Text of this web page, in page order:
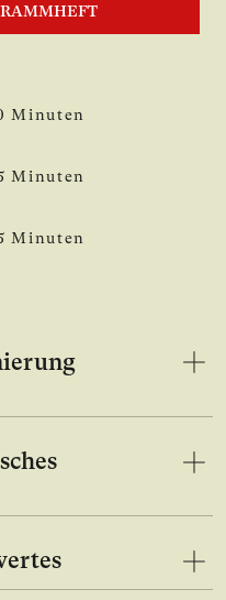
Minuten
Minuten
Minuten